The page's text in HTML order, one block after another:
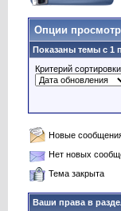
Опции
Показаны темы с 1
Критерий сортировки
Новые
Нет новых
Тема закрыта
Ваши права в